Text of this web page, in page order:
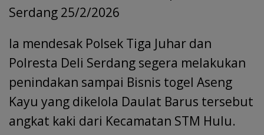
Serdang 25/2/2026
Ia mendesak Polsek Tiga Juhar dan
Polresta Deli Serdang segera melakukan
penindakan sampai Bisnis togel Aseng
Kayu yang dikelola Daulat Barus tersebut
angkat kaki dari Kecamatan STM Hulu.